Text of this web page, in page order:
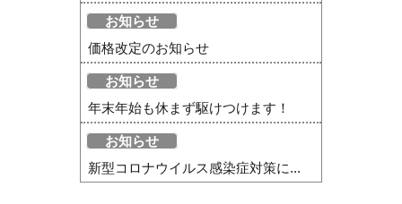
お知らせ
価格改定のお知らせ
お知らせ
年末年始も休まず駆けつけます！
お知らせ
新型コロナウイルス感染症対策に...